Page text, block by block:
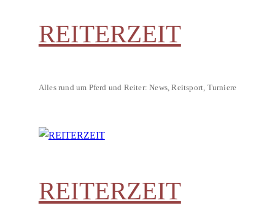
REITERZEIT
Alles rund um Pferd und Reiter: News, Reitsport, Turniere
REITERZEIT